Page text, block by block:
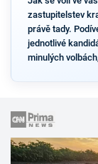
zastupitelstev
právě tady.
jednotlivé
minulých